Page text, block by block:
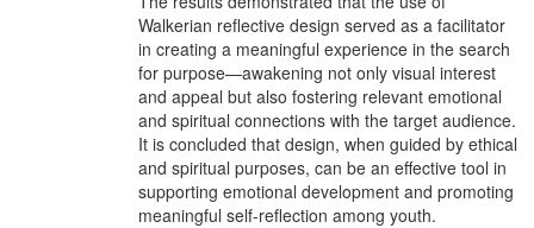
Walkerian reflective design served as a facilitator
in creating a meaningful experience in the search
for purpose—awakening not only visual interest
and appeal but also fostering relevant emotional
and spiritual connections with the target audience.
It is concluded that design, when guided by ethical
and spiritual purposes, can be an effective tool in
supporting emotional development and promoting
meaningful self-reflection among youth.